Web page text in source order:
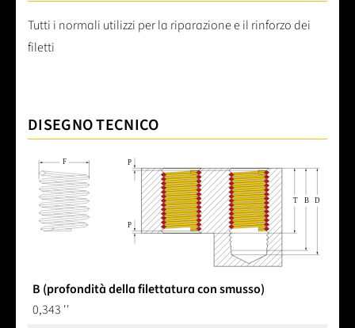
Tutti i normali utilizzi per la riparazione e il rinforzo dei
filetti
DISEGNO TECNICO
B (profondità della filettatura con smusso)
0,343 ''